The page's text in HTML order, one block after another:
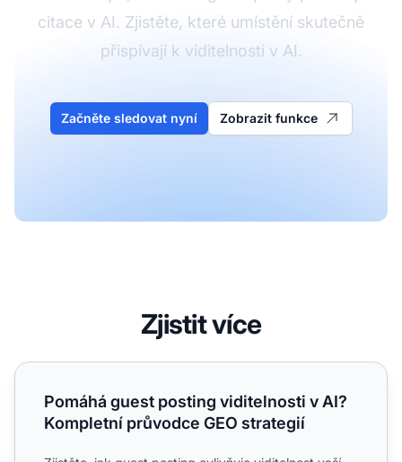
citace v AI. Zjistěte, které umístění skutečně
přispívají k viditelnosti v AI.
Začněte sledovat nyní Zobrazit funkce
Zjistit více
Pomáhá guest posting viditelnosti v AI? Kompletní
Pomáhá guest posting viditelnosti v AI?
Kompletní průvodce GEO strategií